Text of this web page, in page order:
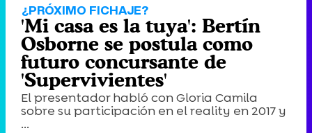
¿PRÓXIMO FICHAJE?
'Mi casa es la tuya': Bertín
Osborne se postula como
futuro concursante de
'Supervivientes'
El presentador habló con Gloria Camila
sobre su participación en el reality en 2017 y
...